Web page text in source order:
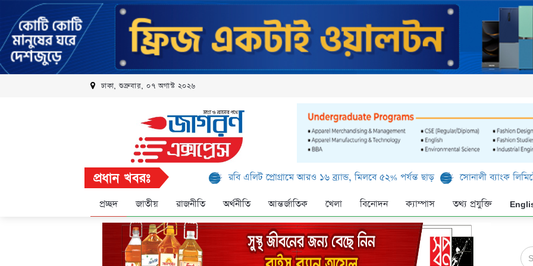
ঢাকা, শুক্রবার, ০৭ অগাস্ট ২০২৬
প্রধান খবরঃ রবি এলিট প্রোগ্রামে আরও ১৬ ব্র্যান্ড, মিলবে ৫২% পর্যন্ত ছাড় সোনালী ব্যাংক লিমিটেড-এর
প্রচ্ছদ জাতীয় রাজনীতি অর্থনীতি আন্তর্জাতিক খেলা বিনোদন ক্যাম্পাস তথ্য প্রযুক্তি